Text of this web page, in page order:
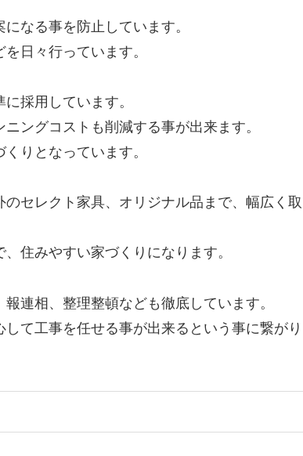
なる事を防止しています。
日々行っています。
採用しています。
ングコストも削減する事が出来ます。
りとなっています。
セレクト家具、オリジナル品まで、幅広く取
住みやすい家づくりになります。
連相、整理整頓なども徹底しています。
て工事を任せる事が出来るという事に繋がり